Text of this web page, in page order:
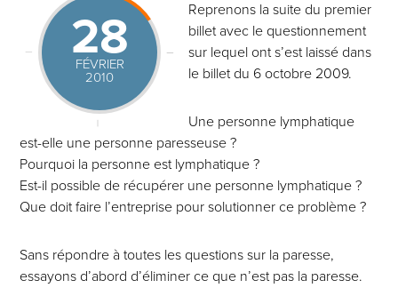
28
FÉVRIER
2010
Reprenons la suite du premier
billet avec le questionnement
sur lequel ont s’est laissé dans
le billet du 6 octobre 2009.
Une personne lymphatique
est-elle une personne paresseuse ?
Pourquoi la personne est lymphatique ?
Est-il possible de récupérer une personne lymphatique ?
Que doit faire l’entreprise pour solutionner ce problème ?
Sans répondre à toutes les questions sur la paresse,
essayons d’abord d’éliminer ce que n’est pas la paresse.